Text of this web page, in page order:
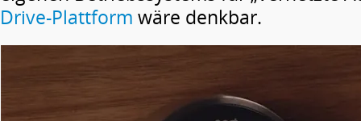
Drive-Plattform wäre denkbar.